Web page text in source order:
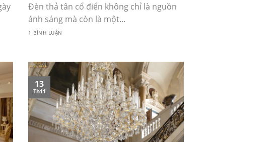
Đèn thả tân cổ điển không chỉ là nguồn
ánh sáng mà còn là một...
1 BÌNH LUẬN
13
Th11